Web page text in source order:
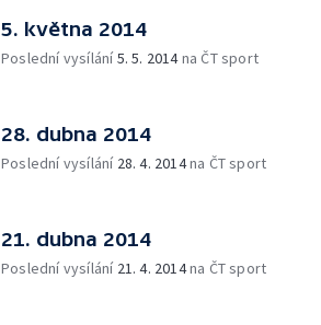
5. května 2014
Poslední vysílání5. 5. 2014na ČT sport
28. dubna 2014
Poslední vysílání 28. 4. 2014na ČT sport
21. dubna 2014
Poslední vysílání 21. 4. 2014na ČT sport